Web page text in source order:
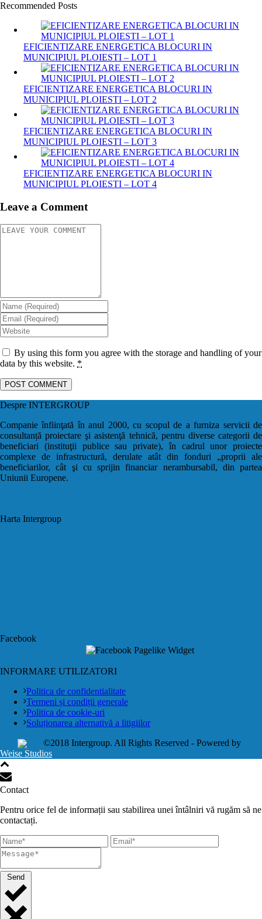
Recommended Posts
EFICIENTIZARE ENERGETICA BLOCURI IN
MUNICIPIUL PLOIESTI – LOT 1
EFICIENTIZARE ENERGETICA BLOCURI IN
MUNICIPIUL PLOIESTI – LOT 2
EFICIENTIZARE ENERGETICA BLOCURI IN
MUNICIPIUL PLOIESTI – LOT 3
EFICIENTIZARE ENERGETICA BLOCURI IN
MUNICIPIUL PLOIESTI – LOT 4
Leave a Comment
By using this form you agree with the storage and handling of your
data by this website. *
Despre INTERGROUP
Companie înfiinţată în anul 2000, cu scopul de a furniza servicii de
consultanță proiectare şi asistenţă tehnică, pentru diverse categorii de
beneficiari (instituţii publice sau private), în cadrul unor proiecte
complexe de infrastructură, derulate atât din fonduri „proprii ale
beneficiarilor, cât şi cu sprijin financiar nerambursabil, din partea
Uniunii Europene.
Harta Intergroup
Facebook
INFORMARE UTILIZATORI
Politica de confidentialitate
Termeni și condiții generale
Politica de cookie-uri
Soluționarea alternativă a litigiilor
©2018 Intergroup. All Rights Reserved - Powered by
Weise Studios
Contact
Pentru orice fel de informații sau stabilirea unei întâlniri vă rugăm să ne
contactați.
Send